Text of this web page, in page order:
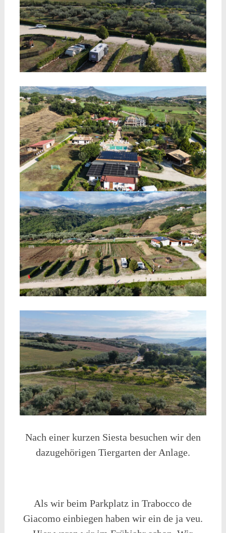
Nach einer kurzen Siesta besuchen wir den
dazugehörigen Tiergarten der Anlage.
Als wir beim Parkplatz in Trabocco de
Giacomo einbiegen haben wir ein de ja veu.